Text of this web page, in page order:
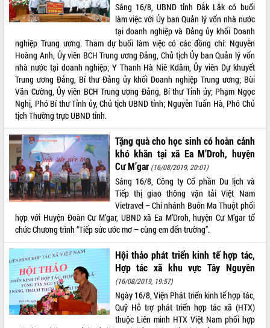
VIDEO
Khám bệnh, cấp phát thuốc miễn phí
và tặng quà người dân xã Cư Pui
Hội nghị UBND tỉnh Đắk Lắk thường kỳ
tháng 7/2026
Sáng 16/8, UBND tỉnh Đắk Lắk có buổi
làm việc với Ủy ban Quản lý vốn nhà nước
tại doanh nghiệp và Đảng ủy khối Doanh
nghiệp Trung ương. Tham dự buổi làm việc có các đồng chí: Nguyễn
Hoàng Anh, Ủy viên BCH Trung ương Đảng, Chủ tịch Ủy ban Quản lý vốn
nhà nước tại doanh nghiệp; Y Thanh Hà Niê Kdăm, Ủy viên Dự khuyết
Trung ương Đảng, Bí thư Đảng ủy khối Doanh nghiệp Trung ương; Bùi
Văn Cường, Ủy viên BCH Trung ương Đảng, Bí thư Tỉnh ủy; Phạm Ngọc
Nghị, Phó Bí thư Tỉnh ủy, Chủ tịch UBND tỉnh; Nguyễn Tuấn Hà, Phó Chủ
tịch Thường trực UBND tỉnh.
Tặng quà cho học sinh có hoàn cảnh
khó khăn tại xã Ea M’Droh, huyện
Cư M’gar (16/08/2019, 20:01)
Sáng 16/8, Công ty Cổ phần Du lịch và
Tiếp thị giao thông vận tải Việt Nam
Vietravel – Chi nhánh Buôn Ma Thuột phối
hợp với Huyện Đoàn Cư M’gar, UBND xã Ea M’Droh, huyện Cư M’gar tổ
chức Chương trình “Tiếp sức ước mơ – cùng em đến trường”.
Hội thảo phát triển kinh tế hợp tác,
Hợp tác xã khu vực Tây Nguyên
(16/08/2019, 19:57)
Ngày 16/8, Viện Phát triển kinh tế hợp tác,
Quỹ Hỗ trợ phát triển hợp tác xã (HTX)
thuộc Liên minh HTX Việt Nam phối hợp